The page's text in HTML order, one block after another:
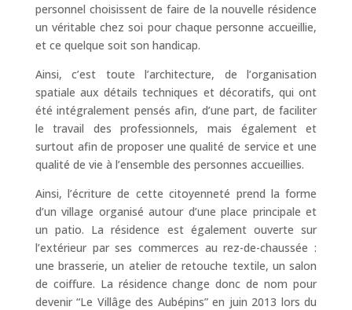
personnel choisissent de faire de la nouvelle résidence
un véritable chez soi pour chaque personne accueillie,
et ce quelque soit son handicap.
Ainsi, c’est toute l’architecture, de l’organisation
spatiale aux détails techniques et décoratifs, qui ont
été intégralement pensés afin, d’une part, de faciliter
le travail des professionnels, mais également et
surtout afin de proposer une qualité de service et une
qualité de vie à l’ensemble des personnes accueillies.
Ainsi, l’écriture de cette citoyenneté prend la forme
d’un village organisé autour d’une place principale et
un patio. La résidence est également ouverte sur
l’extérieur par ses commerces au rez-de-chaussée :
une brasserie, un atelier de retouche textile, un salon
de coiffure. La résidence change donc de nom pour
devenir “Le Villâge des Aubépins” en juin 2013 lors du